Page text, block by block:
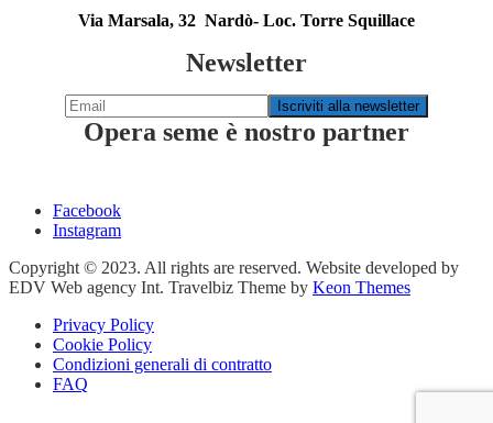
Via Marsala, 32 Nardò- Loc. Torre Squillace
Newsletter
Opera seme è nostro partner
Facebook
Instagram
Copyright © 2023. All rights are reserved. Website developed by
EDV Web agency Int. Travelbiz Theme by Keon Themes
Privacy Policy
Cookie Policy
Condizioni generali di contratto
FAQ